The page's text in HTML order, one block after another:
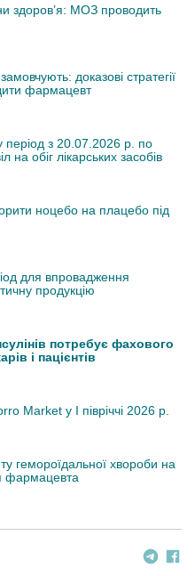
здоров’я: МОЗ проводить
доказові стратегії
фармацевт
період з 20.07.2026 р. по
обіг лікарських засобів
ноцебо на плацебо під
для впровадження
продукцію
потребує фахового
і пацієнтів
Market у I півріччі 2026 р.
гемороїдальної хвороби на
фармацевта